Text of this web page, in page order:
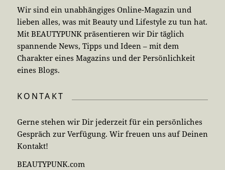
Wir sind ein unabhängiges Online-Magazin und
lieben alles, was mit Beauty und Lifestyle zu tun hat.
Mit BEAUTYPUNK präsentieren wir Dir täglich
spannende News, Tipps und Ideen – mit dem
Charakter eines Magazins und der Persönlichkeit
eines Blogs.
KONTAKT
Gerne stehen wir Dir jederzeit für ein persönliches
Gespräch zur Verfügung. Wir freuen uns auf Deinen
Kontakt!
BEAUTYPUNK.com